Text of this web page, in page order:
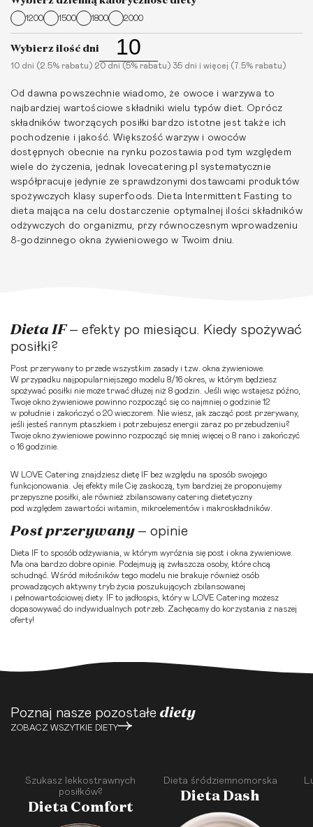
1200 1500 1800 2000
Wybierz ilość dni
10 dni (2.5% rabatu) 20 dni (5% rabatu) 35 dni i więcej (7.5% rabatu)
Od dawna powszechnie wiadomo, że owoce i warzywa to
najbardziej wartościowe składniki wielu typów diet. Oprócz
składników tworzących posiłki bardzo istotne jest także ich
pochodzenie i jakość. Większość warzyw i owoców
dostępnych obecnie na rynku pozostawia pod tym względem
wiele do życzenia, jednak lovecatering.pl systematycznie
współpracuje jedynie ze sprawdzonymi dostawcami produktów
spożywczych klasy superfoods. Dieta Intermittent Fasting to
dieta mająca na celu dostarczenie optymalnej ilości składników
odżywczych do organizmu, przy równoczesnym wprowadzeniu
8-godzinnego okna żywieniowego w Twoim dniu.
Dieta IF– efekty po miesiącu. Kiedy spożywać
posiłki?
Post przerywany to przede wszystkim zasady i tzw. okna żywieniowe.
W przypadku najpopularniejszego modelu 8/16 okres, w którym będziesz
spożywać posiłki nie może trwać dłużej niż 8 godzin. Jeśli więc wstajesz późno,
Twoje okno żywieniowe powinno rozpocząć się co najmniej o godzinie 12
w południe i zakończyć o 20 wieczorem. Nie wiesz, jak zacząć post przerywany,
jeśli jesteś rannym ptaszkiem i potrzebujesz energii zaraz po przebudzeniu?
Twoje okno żywieniowe powinno rozpocząć się mniej więcej o 8 rano i zakończyć
o 16 godzinie.
W LOVE Catering znajdziesz dietę IF bez względu na sposób swojego
funkcjonowania. Jej efekty mile Cię zaskoczą, tym bardziej że proponujemy
przepyszne posiłki, ale również zbilansowany catering dietetyczny
pod względem zawartości witamin, mikroelementów i makroskładników.
Post przerywany – opinie
Dieta IF to sposób odżywiania, w którym wyróżnia się post i okna żywieniowe.
Ma ona bardzo dobre opinie. Podejmują ją zwłaszcza osoby, które chcą
schudnąć. Wśród miłośników tego modelu nie brakuje również osób
prowadzących aktywny tryb życia poszukujących zbilansowanej
i pełnowartościowej diety. IF to jadłospis, który w LOVE Catering możesz
dopasowywać do indywidualnych potrzeb. Zachęcamy do korzystania z naszej
oferty!
Poznaj nasze pozostałe diety
ZOBACZ WSZYTKIE DIETY
Szukasz lekkostrawnych
posiłków?
Dieta Comfort
Dieta śródziemnomorska
Dieta Dash
· · ·